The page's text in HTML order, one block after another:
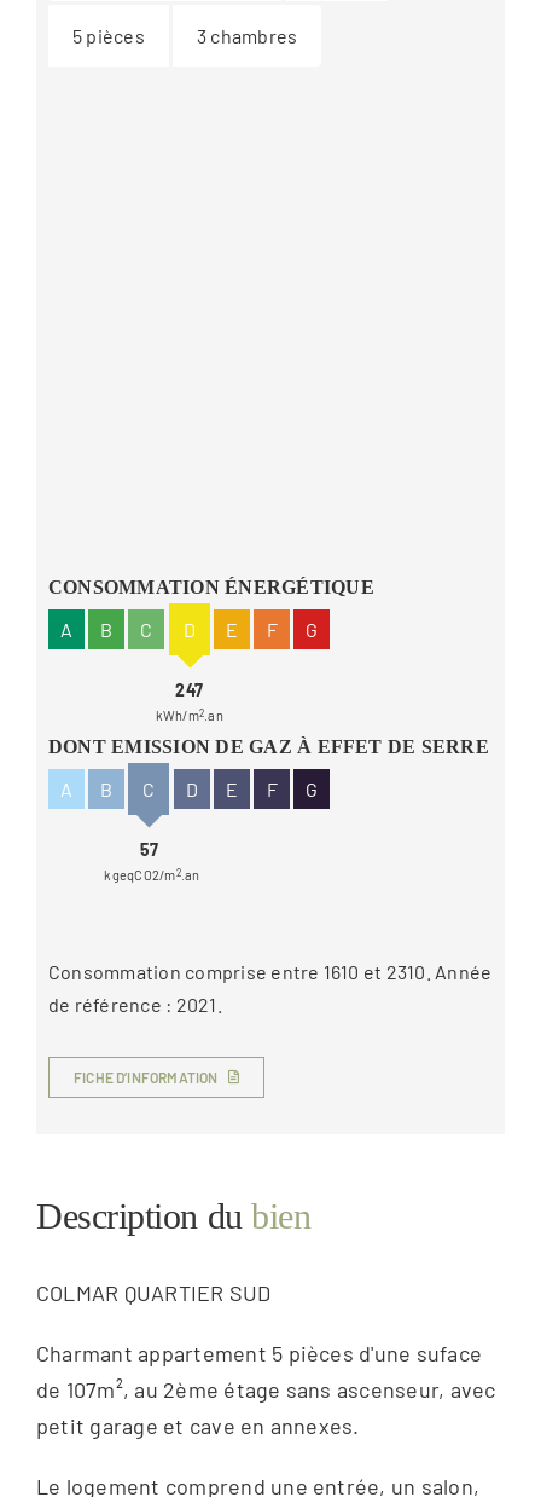
5 pièces 3 chambres
CONSOMMATION ÉNERGÉTIQUE
A B C D
247
kWh/m2 .an
E F G
DONT EMISSION DE GAZ À EFFET DE SERRE
A B C
57
kgeqCO2/m2.an
D E F G
Consommation comprise entre 1610 et 2310. Année
de référence : 2021.
FICHE D’INFORMATION
Description dubien
COLMAR QUARTIER SUD
Charmant appartement 5 pièces d'une suface
de 107m², au 2ème étage sans ascenseur, avec
petit garage et cave en annexes.
Le logement comprend une entrée, un salon,